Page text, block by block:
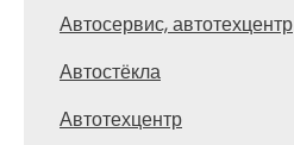
Автосервис, автотехцентр
Автостёкла
Автотехцентр